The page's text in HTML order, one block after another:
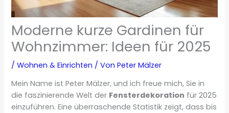
Moderne kurze Gardinen für
Wohnzimmer: Ideen für 2025
/Wohnen & Einrichten / VonPeter Mälzer
Mein Name ist Peter Mälzer, und ich freue mich, Sie in
die faszinierende Welt der Fensterdekoration für 2025
einzuführen. Eine überraschende Statistik zeigt, dass bis